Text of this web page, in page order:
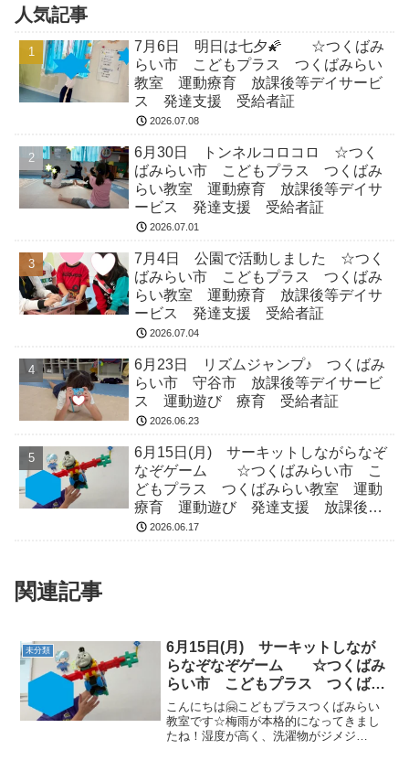
人気記事
7月6日 明日は七夕🌠 ☆つくばみ
らい市 こどもプラス つくばみらい
教室 運動療育 放課後等デイサービ
ス 発達支援 受給者証
2026.07.08
6月30日 トンネルコロコロ ☆つく
ばみらい市 こどもプラス つくばみ
らい教室 運動療育 放課後等デイサ
ービス 発達支援 受給者証
2026.07.01
7月4日 公園で活動しました ☆つく
ばみらい市 こどもプラス つくばみ
らい教室 運動療育 放課後等デイサ
ービス 発達支援 受給者証
2026.07.04
6月23日 リズムジャンプ♪ つくばみ
らい市 守谷市 放課後等デイサービ
ス 運動遊び 療育 受給者証
2026.06.23
6月15日(月) サーキットしながらなぞ
なぞゲーム ☆つくばみらい市 こ
どもプラス つくばみらい教室 運動
療育 運動遊び 発達支援 放課後等
デイサービス 受給者証
2026.06.17
関連記事
未分類
6月15日(月) サーキットしなが
らなぞなぞゲーム ☆つくばみ
らい市 こどもプラス つくばみ
らい教室 運動療育 運動遊び
発達支援 放課後等デイサービ
ス 受給者証
こんにちは🤗こどもプラスつくばみらい
教室です☆梅雨が本格的になってきまし
たね！湿度が高く、洗濯物がジメジ